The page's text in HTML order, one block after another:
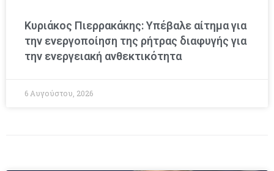
Κυριάκος Πιερρακάκης: Υπέβαλε αίτημα για
την ενεργοποίηση της ρήτρας διαφυγής για
την ενεργειακή ανθεκτικότητα
6 Αυγούστου, 2026